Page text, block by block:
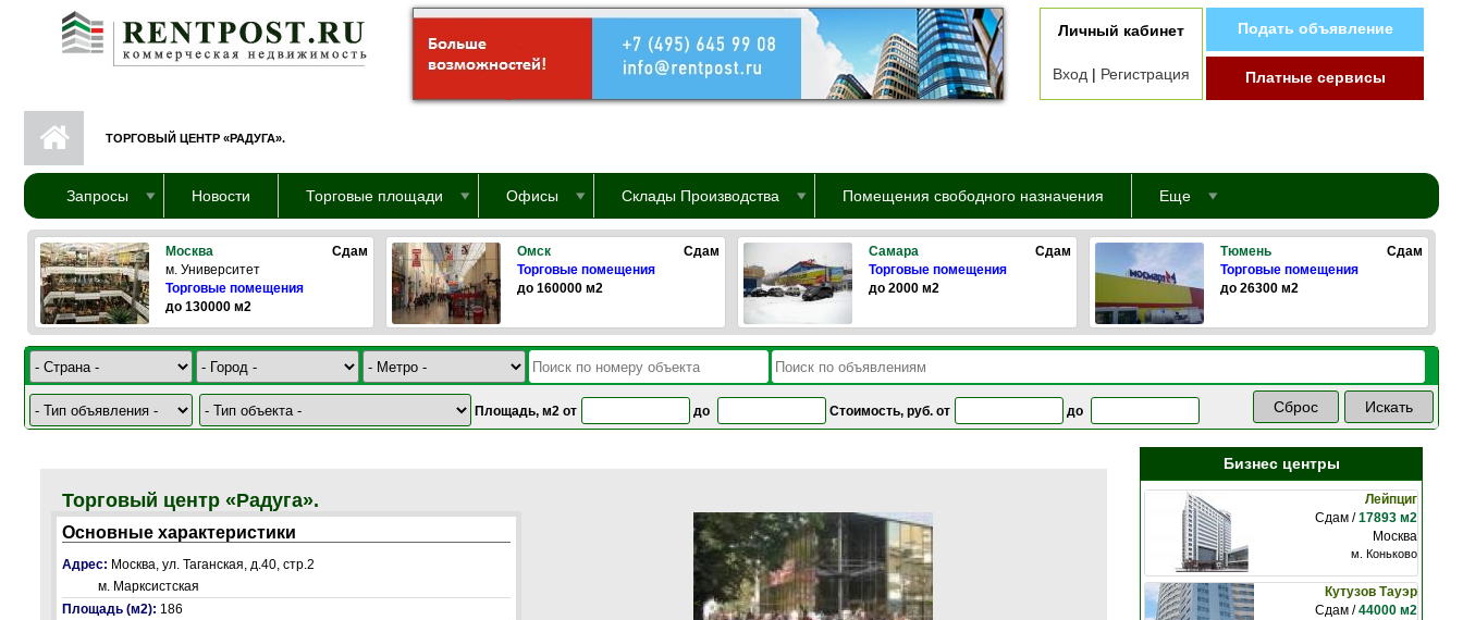
Перейти к основному содержанию
Личный кабинет
Вход | Регистрация
Подать объявление
Платные сервисы
ТОРГОВЫЙ ЦЕНТР «РАДУГА».
Запросы Новости Торговые площади Офисы Склады Производства Помещения свободного назначения Еще
Москва
Сдам
м. Университет
Торговые помещения
до 130000 м2
Омск
Сдам
Торговые помещения
до 160000 м2
Самара
Сдам
Торговые помещения
до 2000 м2
Тюмень
Сдам
Торговые помещения
до 26300 м2
Площадь, м2 от до Стоимость, руб. от до
< >
Торговый центр «Радуга».
Основные характеристики
Адрес: Москва, ул. Таганская, д.40, стр.2
м. Марксистская
Площадь (м2): 186
Бизнес центры
Лейпциг
Сдам /17893 м2
Москва
м. Коньково
Кутузов Тауэр
Сдам /44000 м2